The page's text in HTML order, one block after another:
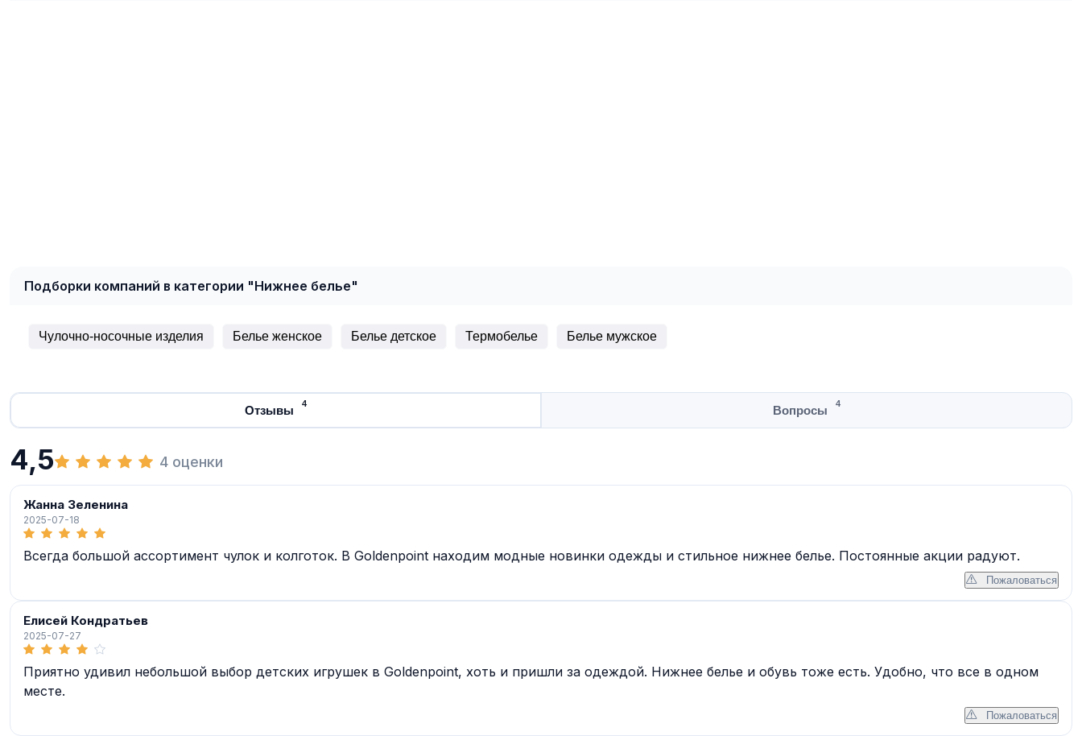
Подборки компаний в категории "Нижнее белье"
Чулочно-носочные изделия Белье женское Белье детское Термобелье Белье мужское
Отзывы 4 Вопросы 4
4,5 4 оценки
Жанна Зеленина
2025-07-18
Всегда большой ассортимент чулок и колготок. В Goldenpoint находим модные новинки одежды и стильное нижнее белье. Постоянные акции радуют.
Пожаловаться
Елисей Кондратьев
2025-07-27
Приятно удивил небольшой выбор детских игрушек в Goldenpoint, хоть и пришли за одеждой. Нижнее белье и обувь тоже есть. Удобно, что все в одном
месте.
Пожаловаться